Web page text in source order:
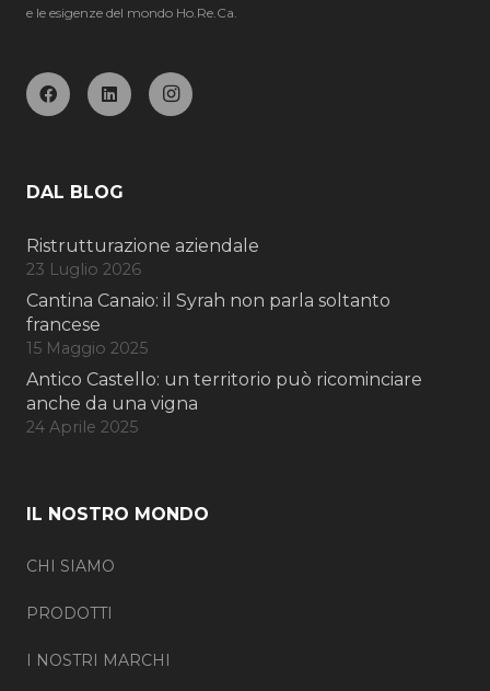
e le esigenze del mondo Ho.Re.Ca.
DAL BLOG
Ristrutturazione aziendale
23 Luglio 2026
Cantina Canaio: il Syrah non parla soltanto
francese
15 Maggio 2025
Antico Castello: un territorio può ricominciare
anche da una vigna
24 Aprile 2025
IL NOSTRO MONDO
CHI SIAMO
PRODOTTI
I NOSTRI MARCHI